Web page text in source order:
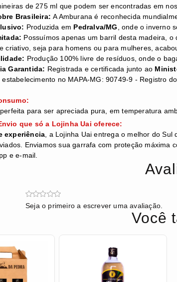
de 275 ml que podem ser encontradas em
Brasileira: A Amburana é reconhecida
Produzida em Pedralva/MG
, onde o inverno
Possuímos apenas um barril desta madeira,
criativo, seja para homens ou para mulheres,
Produção 100% livre de resíduos, onde o
Garantida: Registrada e certificada junto ao
estabelecimento no MAPA-MG: 90749-9 - Registro
para ser apreciada pura, em temperatura
que só a Lojinha Uai oferece:
experiência , a Lojinha Uai entrega o melhor do
Enviamos sua garrafa com proteção
e e-mail.
Seja o primeiro a escrever uma avaliação.
Você